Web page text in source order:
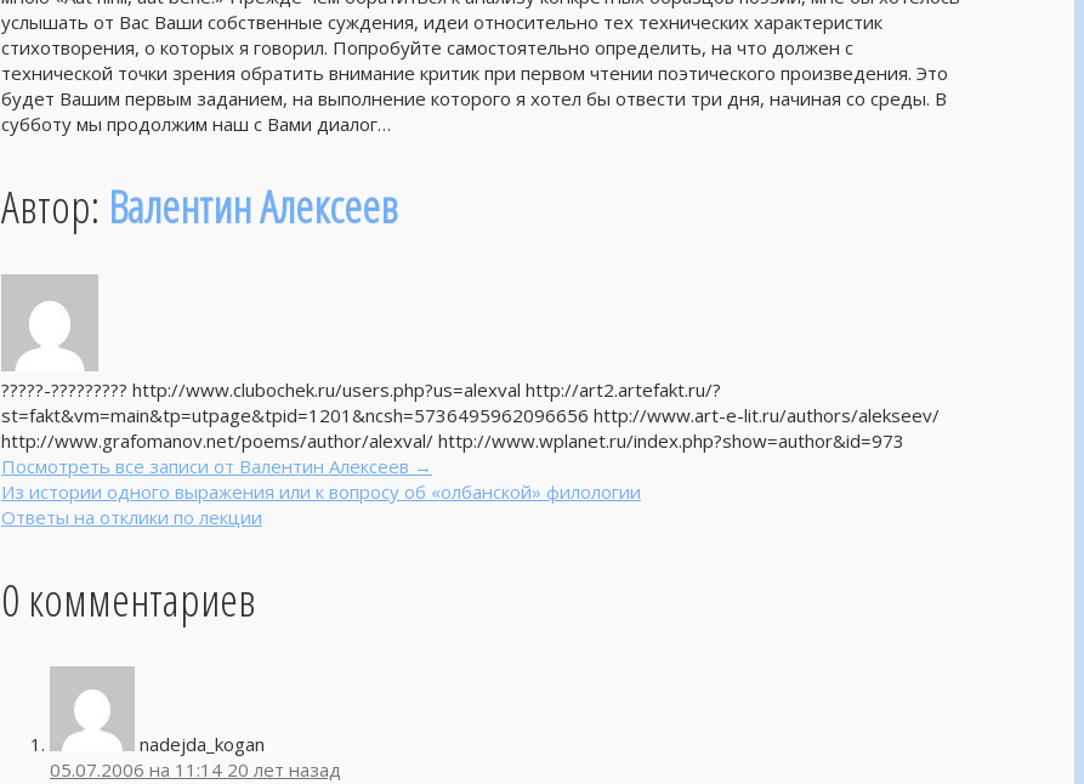
услышать от Вас Ваши собственные суждения, идеи относительно тех технических характеристик
стихотворения, о которых я говорил. Попробуйте самостоятельно определить, на что должен с
технической точки зрения обратить внимание критик при первом чтении поэтического произведения. Это
будет Вашим первым заданием, на выполнение которого я хотел бы отвести три дня, начиная со среды. В
субботу мы продолжим наш с Вами диалог…
Автор: Валентин Алексеев
?????-????????? http://www.clubochek.ru/users.php?us=alexval http://art2.artefakt.ru/?
st=fakt&vm=main&tp=utpage&tpid=1201&ncsh=5736495962096656 http://www.art-e-lit.ru/authors/alekseev/
http://www.grafomanov.net/poems/author/alexval/ http://www.wplanet.ru/index.php?show=author&id=973
Посмотреть все записи от Валентин Алексеев →
Из истории одного выражения или к вопросу об «олбанской» филологии
Ответы на отклики по лекции
0 комментариев
nadejda_kogan
05.07.2006 на 11:14 20 лет назад